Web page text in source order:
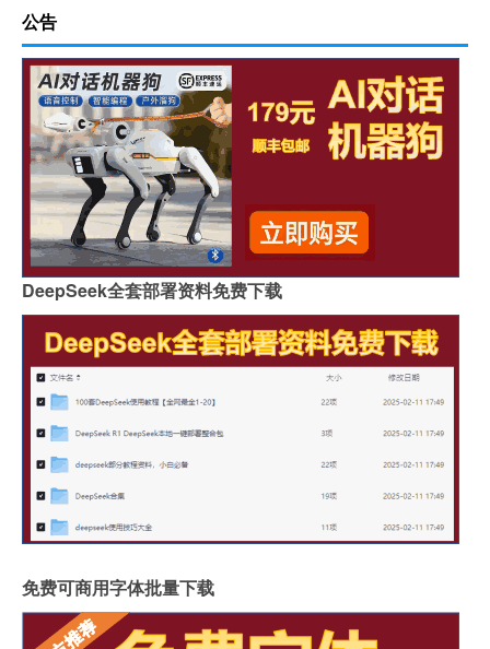
公告
DeepSeek全套部署资料免费下载
免费可商用字体批量下载